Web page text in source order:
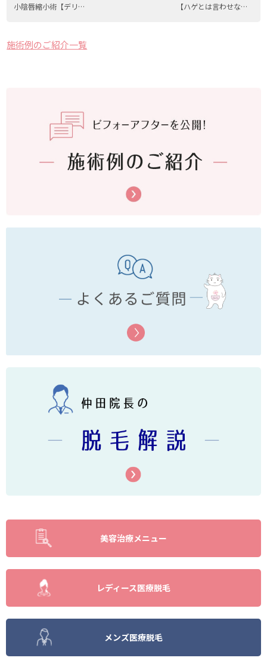
小陰唇縮小術【デリケートゾーンを整える】
【ハゲとは言わせない！】薄毛治療
施術例のご紹介一覧
美容治療メニュー
レディース医療脱毛
メンズ医療脱毛